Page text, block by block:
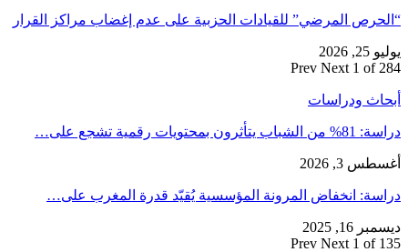
“الحرص المرضي” للقيادات الحزبية على عدم إغضاب مراكز القرار
يوليو 25, 2026
Prev Next 1 of 284
أبحاث ودراسات
دراسة: 81% من الشباب يتأثرون بمحتويات رقمية تشجع على…
أغسطس 3, 2026
دراسة: انخفاض المرونة المؤسسية يُقيّد قدرة المغرب على…
ديسمبر 16, 2025
Prev Next 1 of 135